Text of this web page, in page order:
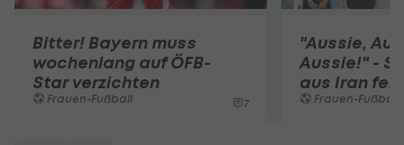
Bitter! Bayern muss
wochenlang auf ÖFB-
Star verzichten
Frauen-Fußball 7
"Aussie,
Aussie!" -
aus Iran
Frauen-Fußball